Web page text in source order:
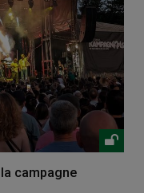
campagne